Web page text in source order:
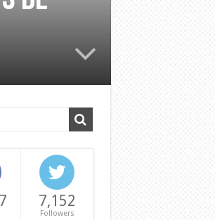
7,152
Followers